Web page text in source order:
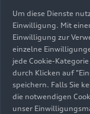
museum
Um diese Dienste
Einwilligung. Mit
Einwilligung zur
einzelne
jede Cookie-
durch Klicken auf
speichern. Falls Sie
die notwendigen
unser